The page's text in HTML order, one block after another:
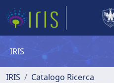
IRIS
IRIS
Catalogo Ricerca